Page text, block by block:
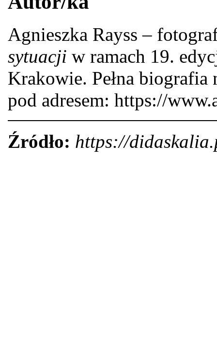
Agnieszka Rayss –
sytuacji w ramach 19.
Krakowie. Pełna
pod adresem: https://
Źródło: https://